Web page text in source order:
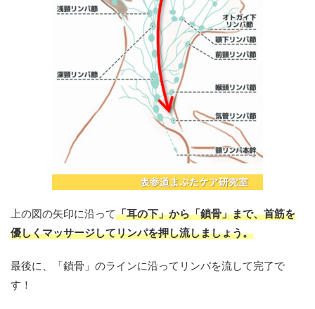
上の図の矢印に沿って「耳の下」から「鎖骨」まで、首筋を
優しくマッサージしてリンパを押し流しましょう。
最後に、「鎖骨」のラインに沿ってリンパを流して完了で
す！